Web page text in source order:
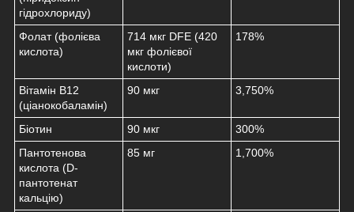
гідрохлориду)
Фолат (фолієва
кислота)
714 мкг DFE (420
мкг фолієвої
кислоти)
178%
Вітамін B12
(ціанокобаламін)
90 мкг 3,750%
Біотин 90 мкг
300%
Пантотенова
кислота (D-
пантотенат
кальцію)
85 мг 1,700%